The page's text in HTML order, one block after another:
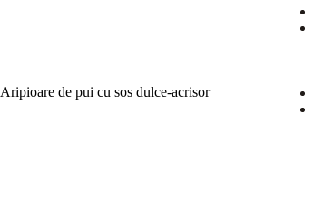
Aripioare de pui cu sos dulce-acrisor